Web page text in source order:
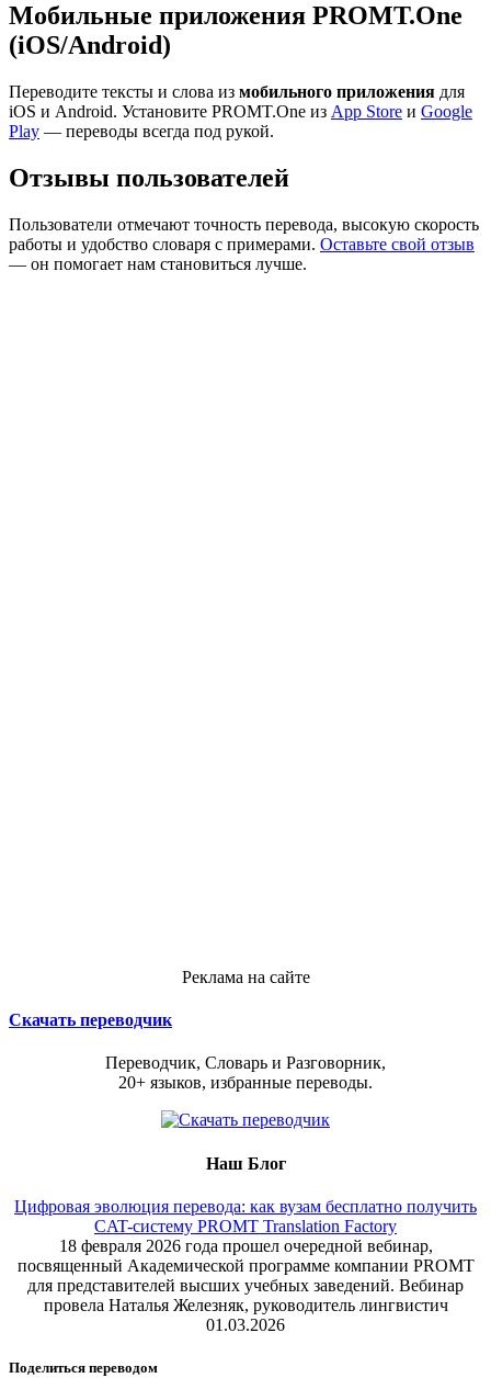
Мобильные приложения PROMT.One
(iOS/Android)
Переводите тексты и слова из мобильного приложения для
iOS и Android. Установите PROMT.One из App Store и Google
Play — переводы всегда под рукой.
Отзывы пользователей
Пользователи отмечают точность перевода, высокую скорость
работы и удобство словаря с примерами. Оставьте свой отзыв
— он помогает нам становиться лучше.
Реклама на сайте
Скачать переводчик
Переводчик, Словарь и Разговорник,
20+ языков, избранные переводы.
Наш Блог
Цифровая эволюция перевода: как вузам бесплатно получить
CAT-систему PROMT Translation Factory
18 февраля 2026 года прошел очередной вебинар,
посвященный Академической программе компании PROMT
для представителей высших учебных заведений. Вебинар
провела Наталья Железняк, руководитель лингвистич
01.03.2026
Поделиться переводом